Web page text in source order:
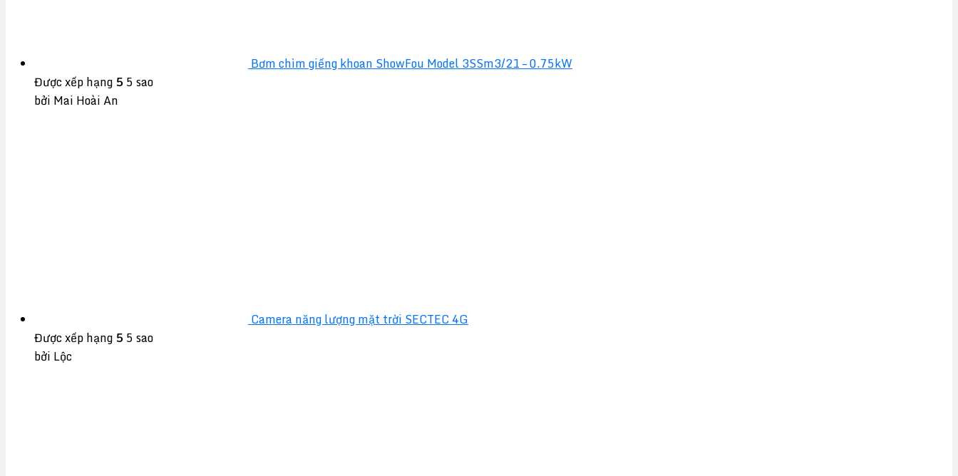
Bơm chìm giếng khoan ShowFou Model 3SSm3/21 – 0.75kW
Được xếp hạng5 5 sao
bởi Mai Hoài An
Camera năng lượng mặt trời SECTEC 4G
Được xếp hạng5 5 sao
bởi Lộc